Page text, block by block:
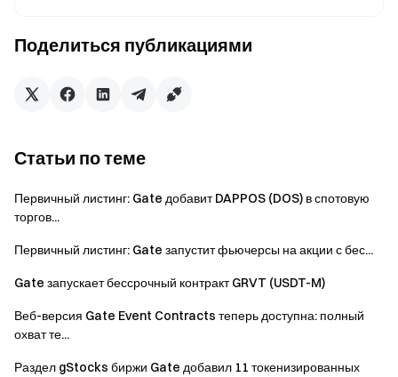
2 июня 2026 г.
Проводник в мир криптовалют
Торгуйте более 4,900 криптовалютами безопасно,
быстро и легко
Зарегистрируйтесьи получите до $10000 в
приветственных наградах
Оставайтесь на связи
Посетите официальный сайт Gate
Загрузите приложение Gate | Десктоп-версию
Поделиться публикациями
Статьи по теме
Первичный листинг: Gate добавит DAPPOS (DOS) в спотовую
торгов...
Первичный листинг: Gate запустит фьючерсы на акции с бес...
Gate запускает бессрочный контракт GRVT (USDT-M)
Веб-версия Gate Event Contracts теперь доступна: полный
охват те...
Раздел gStocks биржи Gate добавил 11 токенизированных